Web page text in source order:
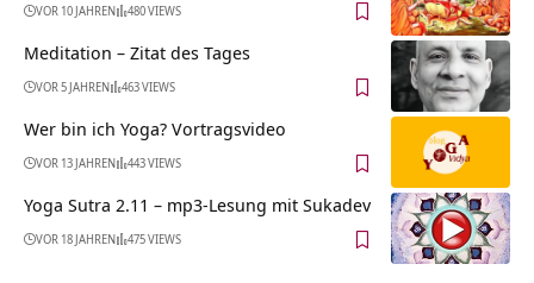
VOR 10 JAHREN 480 VIEWS
Meditation – Zitat des Tages
VOR 5 JAHREN 463 VIEWS
Wer bin ich Yoga? Vortragsvideo
VOR 13 JAHREN 443 VIEWS
Yoga Sutra 2.11 – mp3-Lesung mit Sukadev
VOR 18 JAHREN 475 VIEWS